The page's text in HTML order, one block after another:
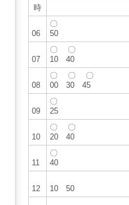
時
06
〇
50
07
〇 〇
10 40
08
〇 〇 〇
00 30 45
09
〇
25
10
〇 〇
20 40
11
〇
40
12 10 50